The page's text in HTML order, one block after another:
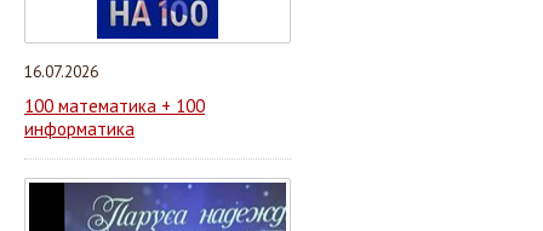
16.07.2026
100 математика + 100
информатика